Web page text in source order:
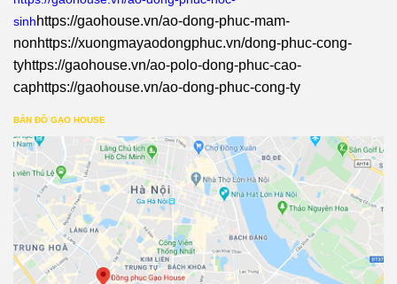
sinhhttps://gaohouse.vn/ao-dong-phuc-mam-
nonhttps://xuongmayaodongphuc.vn/dong-phuc-cong-
tyhttps://gaohouse.vn/ao-polo-dong-phuc-cao-
caphttps://gaohouse.vn/ao-dong-phuc-cong-ty
BẢN ĐỒ GẠO HOUSE